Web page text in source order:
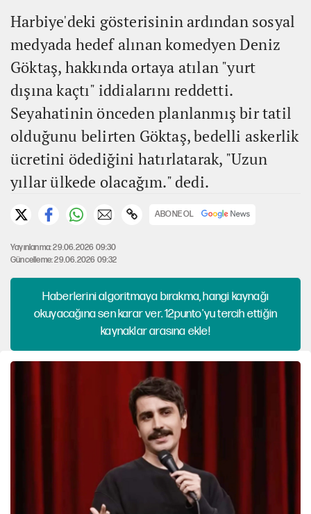
Harbiye'deki gösterisinin ardından sosyal
medyada hedef alınan komedyen Deniz
Göktaş, hakkında ortaya atılan "yurt
dışına kaçtı" iddialarını reddetti.
Seyahatinin önceden planlanmış bir tatil
olduğunu belirten Göktaş, bedelli askerlik
ücretini ödediğini hatırlatarak, "Uzun
yıllar ülkede olacağım." dedi.
ABONE OL
Yayınlanma: 29.06.2026 09:30
Güncelleme: 29.06.2026 09:32
Haberlerini algoritmaya bırakma, hangi kaynağı
okuyacağına sen karar ver. 12punto'yu tercih ettiğin
kaynaklar arasına ekle!